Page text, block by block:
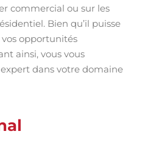
commercial ou sur les
Bien qu’il puisse
opportunités
ainsi, vous vous
dans votre domaine